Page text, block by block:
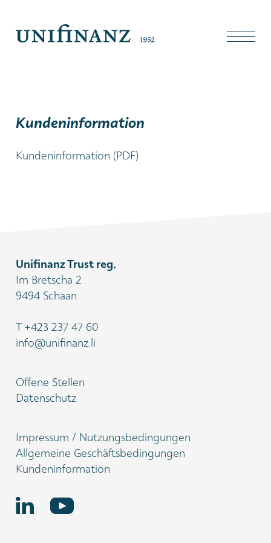
Kundeninformation
Kundeninformation (PDF)
Unifinanz Trust reg.
Im Bretscha 2
9494 Schaan
T+423 237 47 60
info@unifinanz.li
Offene Stellen
Datenschutz
Impressum / Nutzungsbedingungen
Allgemeine Geschäftsbedingungen
Kundeninformation